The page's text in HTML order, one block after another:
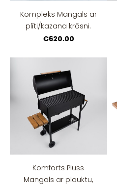
Kompleks Mangals ar
plīti/kazana krāsni.
€620.00
Komforts Pluss
Mangals ar plauktu,